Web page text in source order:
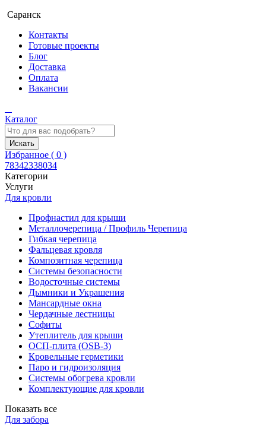
Саранск
Контакты
Готовые проекты
Блог
Доставка
Оплата
Вакансии
Каталог
Искать
Избранное ( 0 )
78342338034
Категории
Услуги
Для кровли
Профнастил для крыши
Металлочерепица / Профиль Черепица
Гибкая черепица
Фальцевая кровля
Композитная черепица
Системы безопасности
Водосточные системы
Дымники и Украшения
Мансардные окна
Чердачные лестницы
Софиты
Утеплитель для крыши
ОСП-плита (OSB-3)
Кровельные герметики
Паро и гидроизоляция
Системы обогрева кровли
Комплектующие для кровли
Показать все
Для забора